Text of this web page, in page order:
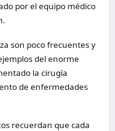
por el equipo médico
son poco frecuentes y
del enorme
la cirugía
de enfermedades
recuerdan que cada